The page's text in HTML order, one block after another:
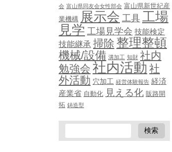
会 富山県同友会女性部会 富山県新世紀産
業機構 展示会 工具 工場
見学 工場見学会 技能検定
技能継承 掃除 整理整頓
機械/設備 溝加工 知財 社内
勉強会 社内活動 社
外活動 穴加工 経営体験報告 経済
産業省 自動化 見える化 販路開
拓 鋳造型